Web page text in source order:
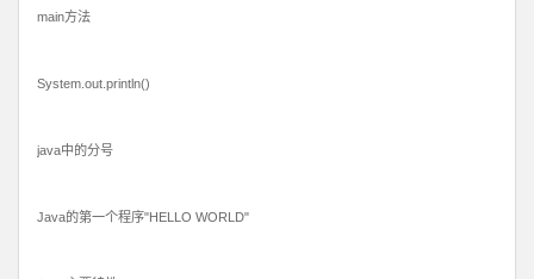
main方法
System.out.println()
java中的分号
Java的第一个程序"HELLO WORLD"